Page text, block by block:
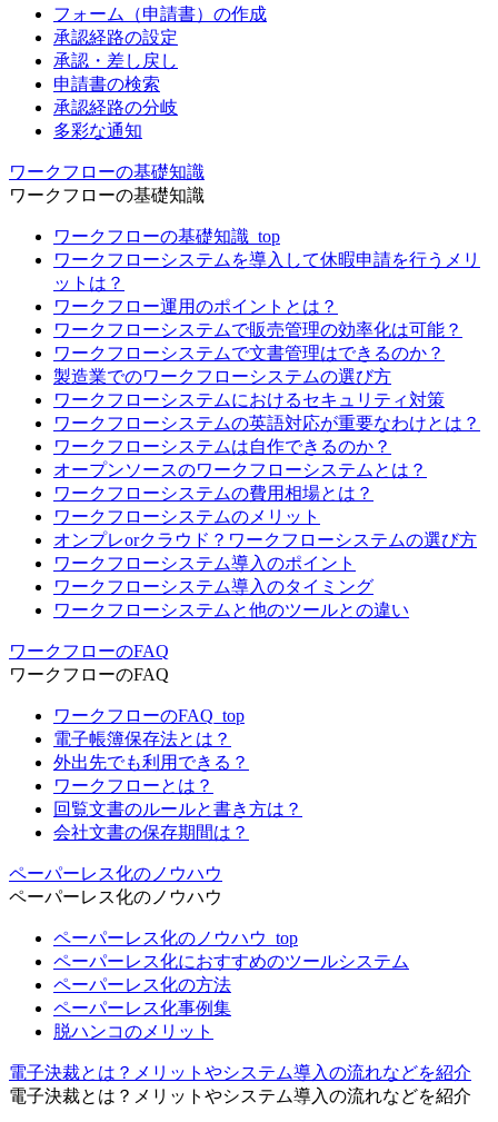
フォーム（申請書）の作成
承認経路の設定
承認・差し戻し
申請書の検索
承認経路の分岐
多彩な通知
ワークフローの基礎知識
ワークフローの基礎知識
ワークフローの基礎知識_top
ワークフローシステムを導入して休暇申請を行うメリ
ットは？
ワークフロー運用のポイントとは？
ワークフローシステムで販売管理の効率化は可能？
ワークフローシステムで文書管理はできるのか？
製造業でのワークフローシステムの選び方
ワークフローシステムにおけるセキュリティ対策
ワークフローシステムの英語対応が重要なわけとは？
ワークフローシステムは自作できるのか？
オープンソースのワークフローシステムとは？
ワークフローシステムの費用相場とは？
ワークフローシステムのメリット
オンプレorクラウド？ワークフローシステムの選び方
ワークフローシステム導入のポイント
ワークフローシステム導入のタイミング
ワークフローシステムと他のツールとの違い
ワークフローのFAQ
ワークフローのFAQ
ワークフローのFAQ_top
電子帳簿保存法とは？
外出先でも利用できる？
ワークフローとは？
回覧文書のルールと書き方は？
会社文書の保存期間は？
ペーパーレス化のノウハウ
ペーパーレス化のノウハウ
ペーパーレス化のノウハウ_top
ペーパーレス化におすすめのツールシステム
ペーパーレス化の方法
ペーパーレス化事例集
脱ハンコのメリット
電子決裁とは？メリットやシステム導入の流れなどを紹介
電子決裁とは？メリットやシステム導入の流れなどを紹介